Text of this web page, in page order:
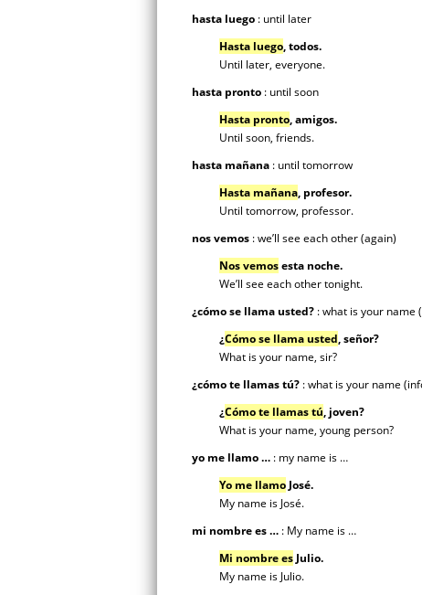
hasta luego : until later
Hasta luego,todos.
Until later, everyone.
hasta pronto : until soon
Hasta pronto,amigos.
Until soon, friends.
hasta mañana : until tomorrow
Hasta mañana, profesor.
Until tomorrow, professor.
nos vemos : we’ll see each other (again)
Nos vemosesta noche.
We’ll see each other tonight.
¿cómo se llama usted? : what is your name
¿Cómo se llama usted, señor?
What is your name, sir?
¿cómo te llamas tú? : what is your name
¿Cómo te llamas tú, joven?
What is your name, young person?
yo me llamo … : my name is …
Yo me llamo José.
My name is José.
mi nombre es … : My name is …
Mi nombre es Julio.
My name is Julio.